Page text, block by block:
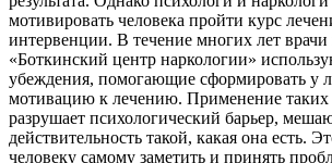
мотивировать человека пройти курс
интервенции. В течение многих лет
«Боткинский центр наркологии»
убеждения, помогающие сформировать у
мотивацию к лечению. Применение таких
разрушает психологический барьер,
действительность такой, какая она есть.
человеку самому заметить и принять